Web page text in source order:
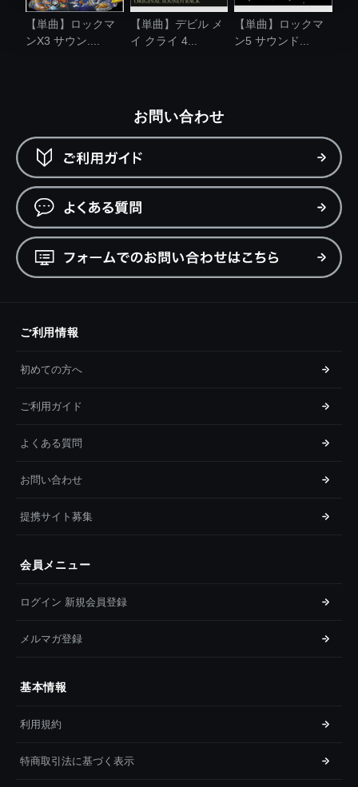
【単曲】ロックマ
ンX3 サウン....
【単曲】デビル メ
イ クライ 4...
【単曲】ロックマ
ン5 サウンド...
お問い合わせ
ご利用情報
初めての方へ
ご利用ガイド
よくある質問
お問い合わせ
提携サイト募集
会員メニュー
ログイン 新規会員登録
メルマガ登録
基本情報
利用規約
特商取引法に基づく表示